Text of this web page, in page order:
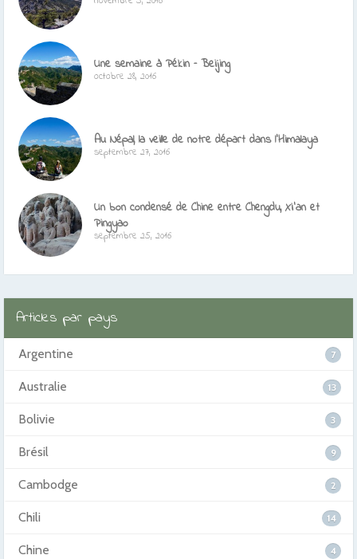
Une semaine à Pékin – Beijing
octobre 28, 2016
Au Népal, la veille de notre départ dans l’Himalaya
septembre 27, 2016
Un bon condensé de Chine entre Chengdu, Xi’an et
Pingyao
septembre 25, 2016
Articles par pays
Argentine 7
Australie 13
Bolivie 3
Brésil 9
Cambodge 2
Chili 14
Chine 4